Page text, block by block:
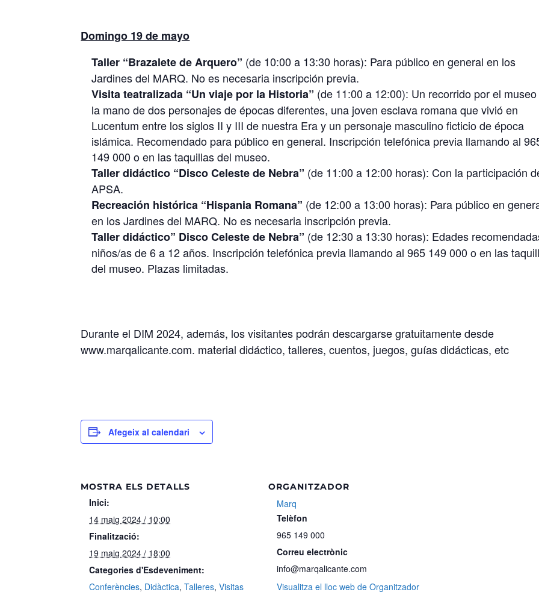
Domingo 19 de mayo
Taller “Brazalete de Arquero” (de 10:00 a 13:30 horas): Para público en general en los
Jardines del MARQ. No es necesaria inscripción previa.
Visita teatralizada “Un viaje por la Historia” (de 11:00 a 12:00): Un recorrido por el
la mano de dos personajes de épocas diferentes, una joven esclava romana que vivió en
Lucentum entre los siglos II y III de nuestra Era y un personaje masculino ficticio de época
islámica. Recomendado para público en general. Inscripción telefónica previa llamando al
149 000 o en las taquillas del museo.
Taller didáctico “Disco Celeste de Nebra” (de 11:00 a 12:00 horas): Con la participación
APSA.
Recreación histórica “Hispania Romana” (de 12:00 a 13:00 horas): Para público en
en los Jardines del MARQ. No es necesaria inscripción previa.
Taller didáctico” Disco Celeste de Nebra” (de 12:30 a 13:30 horas): Edades
niños/as de 6 a 12 años. Inscripción telefónica previa llamando al 965 149 000 o en las
del museo. Plazas limitadas.
Durante el DIM 2024, además, los visitantes podrán descargarse gratuitamente desde
www.marqalicante.com. material didáctico, talleres, cuentos, juegos, guías didácticas, etc
Afegeix al calendari
MOSTRA ELS DETALLS
Inici:
14 maig 2024 / 10:00
Finalització:
19 maig 2024 / 18:00
Categories d'Esdeveniment:
Conferències, Didàctica,Talleres,Visitas
ORGANITZADOR
Marq
Telèfon
965 149 000
Correu electrònic
info@marqalicante.com
Visualitza el lloc web de Organitzador